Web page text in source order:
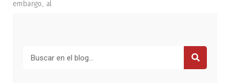
embargo, al